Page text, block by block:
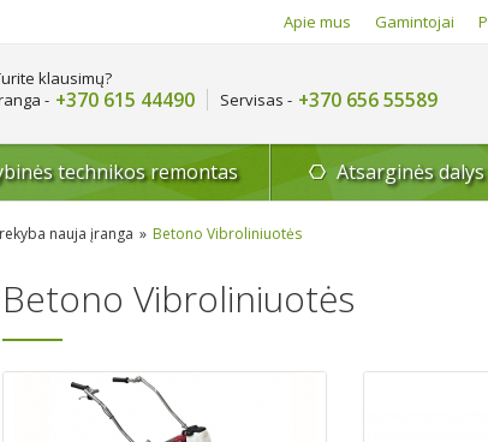
Apie mus Gamintojai
klausimų?
- +370 615 44490 Servisas - +370 656 55589
technikos remontas Atsarginės dalys
nauja įranga Betono Vibroliniuotės
Betono Vibroliniuotės